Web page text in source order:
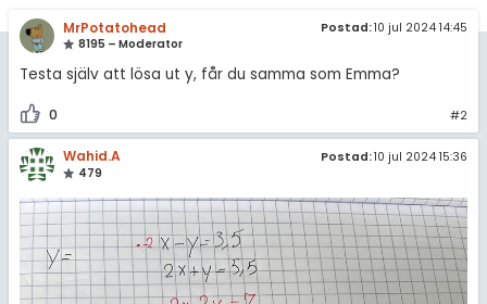
MrPotatohead
8195 – Moderator
Postad:10 jul 2024 14:45
Testa själv att lösa ut y, får du samma som Emma?
0 #2
Wahid.A
479
Postad:10 jul 2024 15:36